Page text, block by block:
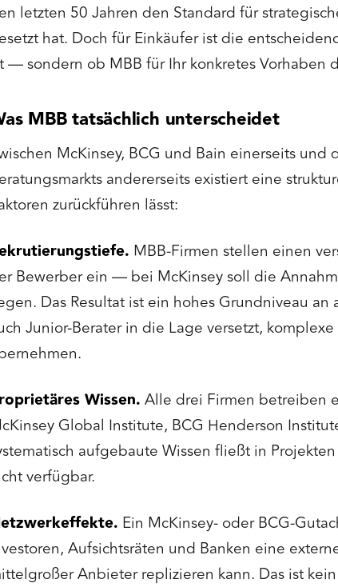
letzten 50 Jahren den Standard für
hat. Doch für Einkäufer ist die
— sondern ob MBB für Ihr konkretes Vorhaben
MBB tatsächlich unterscheidet
McKinsey, BCG und Bain einerseits und
andererseits existiert eine
zurückführen lässt:
MBB-Firmen stellen einen
Bewerber ein — bei McKinsey soll die
Das Resultat ist ein hohes Grundniveau an
Junior-Berater in die Lage versetzt,
Wissen. Alle drei Firmen betreiben
Global Institute, BCG Henderson
aufgebaute Wissen fließt in
verfügbar.
Ein McKinsey- oder BCG-
Aufsichtsräten und Banken eine
Anbieter replizieren kann. Das ist